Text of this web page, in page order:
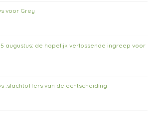
voor Grey
augustus: de hopelijk verlossende ingreep voor
:slachtoffers van de echtscheiding